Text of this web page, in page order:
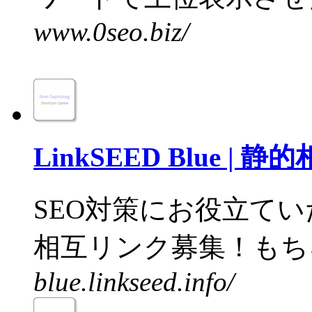
www.0seo.biz/
LinkSEED Blue | 静的
SEO対策にお役立て
相互リンク募集！も
blue.linkseed.info/